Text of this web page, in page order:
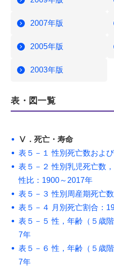
2007年版
2005年版
2003年版
表・図一覧
Ⅴ．死亡・寿命
表５－１ 性別死亡数およ
表５－２ 性別乳児死亡数
性比：1900～2017年
表５－３ 性別周産期死亡
表５－４ 月別死亡割合：
表５－５ 性，年齢（５歳
7年
表５－６ 性，年齢（５歳
7年